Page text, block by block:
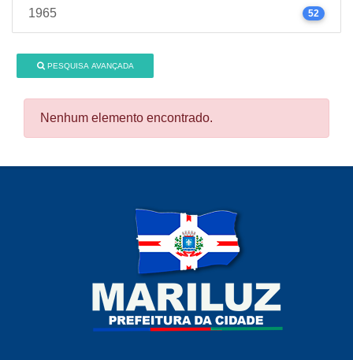
1965 52
PESQUISA AVANÇADA
Nenhum elemento encontrado.